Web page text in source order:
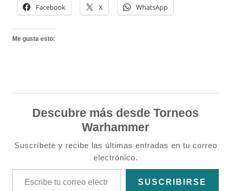
Facebook X WhatsApp
Me gusta esto:
Descubre más desde Torneos
Warhammer
Suscríbete y recibe las últimas entradas en tu correo
electrónico.
Escribe tu correo electrónico…
SUSCRIBIRSE